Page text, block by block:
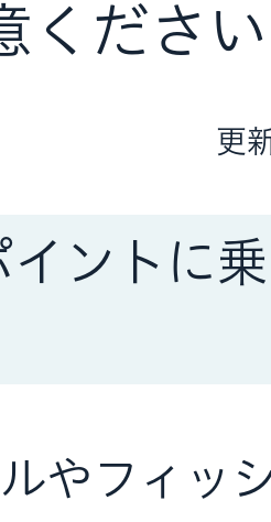
ください
更
イントに
やフィッ